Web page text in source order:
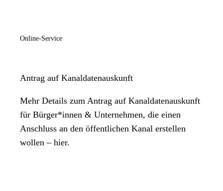
Online-Service
Antrag auf Kanaldatenauskunft
Mehr Details zum Antrag auf Kanaldatenauskunft
für Bürger*innen & Unternehmen, die einen
Anschluss an den öffentlichen Kanal erstellen
wollen – hier.